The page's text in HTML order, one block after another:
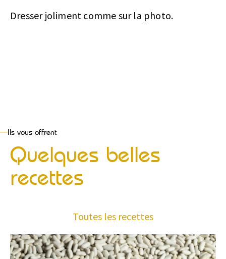
Dresser joliment comme sur la photo.
Ils vous offrent
Quelques belles
recettes
Toutes les recettes